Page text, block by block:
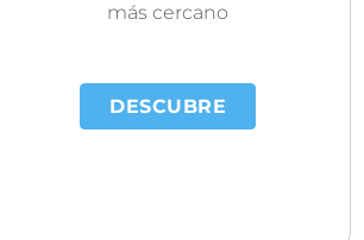
más cercano
DESCUBRE